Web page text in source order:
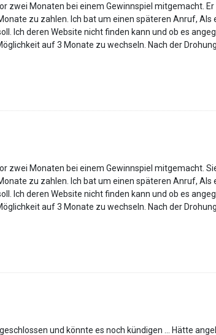
zwei Monaten bei einem Gewinnspiel mitgemacht.
zu zahlen. Ich bat um einen späteren Anruf,
Ich deren Website nicht finden kann und ob es
auf 3 Monate zu wechseln. Nach der
zwei Monaten bei einem Gewinnspiel mitgemacht.
zu zahlen. Ich bat um einen späteren Anruf,
Ich deren Website nicht finden kann und ob es
auf 3 Monate zu wechseln. Nach der
und könnte es noch kündigen … Hätte